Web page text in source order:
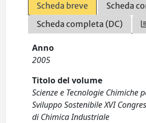
Scheda breve
Scheda
Scheda completa (DC)
Anno
2005
Titolo del volume
Scienze e Tecnologie Chimiche
Sviluppo Sostenibile XVI
di Chimica Industriale